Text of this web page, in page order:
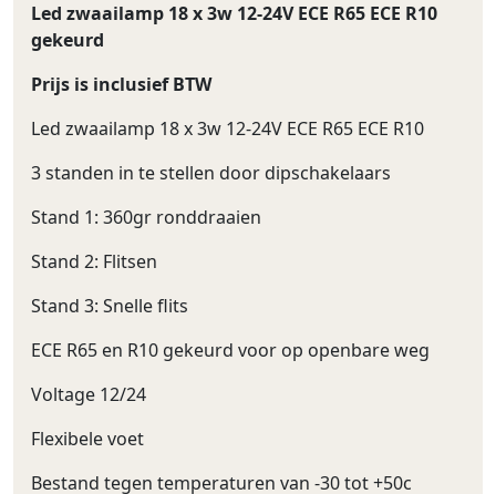
Led zwaailamp 18 x 3w 12-24V ECE R65 ECE R10
gekeurd
Prijs is inclusief BTW
Led zwaailamp 18 x 3w 12-24V ECE R65 ECE R10
3 standen in te stellen door dipschakelaars
Stand 1: 360gr ronddraaien
Stand 2: Flitsen
Stand 3: Snelle flits
ECE R65 en R10 gekeurd voor op openbare weg
Voltage 12/24
Flexibele voet
Bestand tegen temperaturen van -30 tot +50c